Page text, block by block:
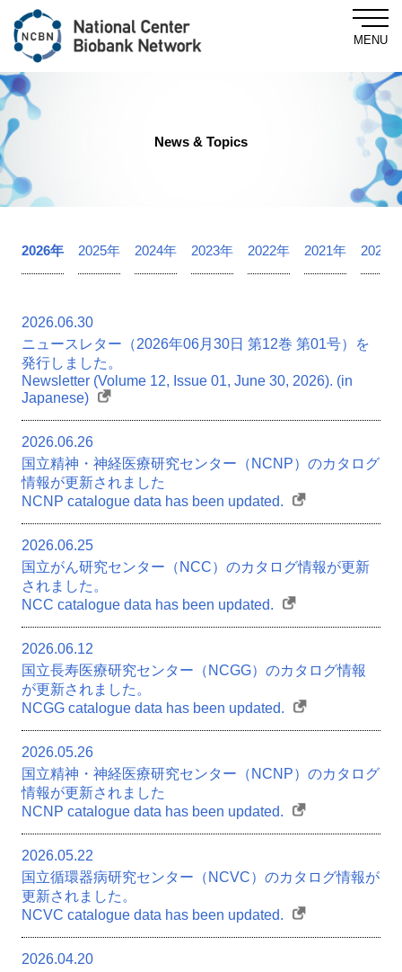
MENU
About NCBN
For Researchers
News & Topics
Find Samples Method of provision
Q&A Access
ENGLISH
News & Topics
2026年 2025年 2024年 2023年 2022年 2021年 2020
2026.06.30
ニュースレター（2026年06月30日 第12巻 第01号）を
発行しました。
Newsletter (Volume 12, Issue 01, June 30, 2026). (in
Japanese)
2026.06.26
国立精神・神経医療研究センター（NCNP）のカタログ
情報が更新されました
NCNP catalogue data has been updated.
2026.06.25
国立がん研究センター（NCC）のカタログ情報が更新
されました。
NCC catalogue data has been updated.
2026.06.12
国立長寿医療研究センター（NCGG）のカタログ情報
が更新されました。
NCGG catalogue data has been updated.
2026.05.26
国立精神・神経医療研究センター（NCNP）のカタログ
情報が更新されました
NCNP catalogue data has been updated.
2026.05.22
国立循環器病研究センター（NCVC）のカタログ情報が
更新されました。
NCVC catalogue data has been updated.
2026.04.20